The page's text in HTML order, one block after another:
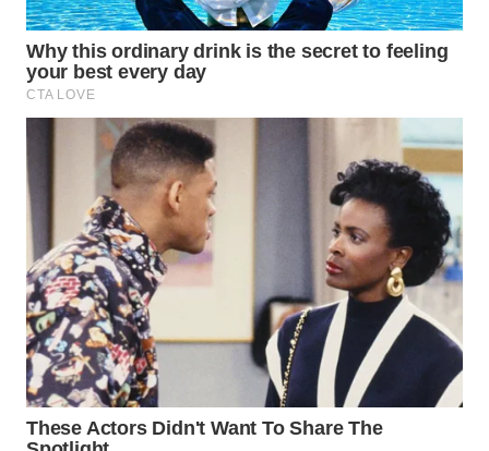
SELEB
WAHANA
PERSONA
WAHANA
OTOMOTIF
WAHANA
HEALTH
WAHANA
DESA
WISATA
WAHANA